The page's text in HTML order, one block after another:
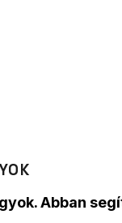
Abban